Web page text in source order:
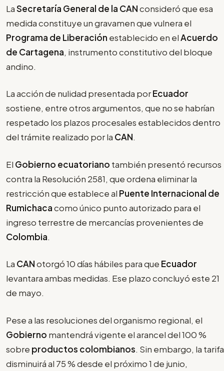
LaSecretaría General de la CANconsideró que esa
medida constituye un gravamen que vulnera el
Programa de Liberación establecido en elAcuerdo
de Cartagena, instrumento constitutivo del bloque
andino.
La acción de nulidad presentada porEcuador
sostiene, entre otros argumentos, que no se habrían
respetado los plazos procesales establecidos dentro
del trámite realizado por la CAN.
El Gobierno ecuatoriano también presentó recursos
contra la Resolución 2581, que ordena eliminar la
restricción que establece al Puente Internacional de
Rumichacacomo único punto autorizado para el
ingreso terrestre de mercancías provenientes de
Colombia.
La CANotorgó 10 días hábiles para que Ecuador
levantara ambas medidas. Ese plazo concluyó este 21
de mayo.
Pese a las resoluciones del organismo regional, el
Gobierno mantendrá vigente el arancel del 100 %
sobre productos colombianos. Sin embargo, la tarifa
disminuirá al 75 % desde el próximo 1 de junio,